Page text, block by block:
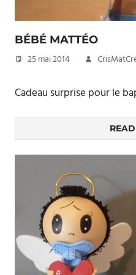
BÉBÉ MATTÉO
25 mai 2014
Cadeau surprise pour le